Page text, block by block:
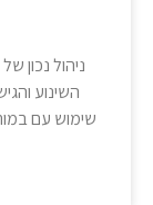
ניהול נכון
השינוע
שימוש עם